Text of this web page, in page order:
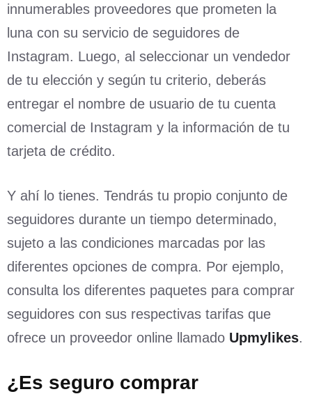
innumerables proveedores que prometen la
luna con su servicio de seguidores de
Instagram. Luego, al seleccionar un vendedor
de tu elección y según tu criterio, deberás
entregar el nombre de usuario de tu cuenta
comercial de Instagram y la información de tu
tarjeta de crédito.
Y ahí lo tienes. Tendrás tu propio conjunto de
seguidores durante un tiempo determinado,
sujeto a las condiciones marcadas por las
diferentes opciones de compra. Por ejemplo,
consulta los diferentes paquetes para comprar
seguidores con sus respectivas tarifas que
ofrece un proveedor online llamado Upmylikes.
¿Es seguro comprar